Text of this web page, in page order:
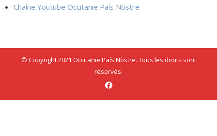
Chaîne Youtube Occitanie País Nòstre
© Copyright 2021 Occitanie País Nòstre. Tous les droits sont
réservés.